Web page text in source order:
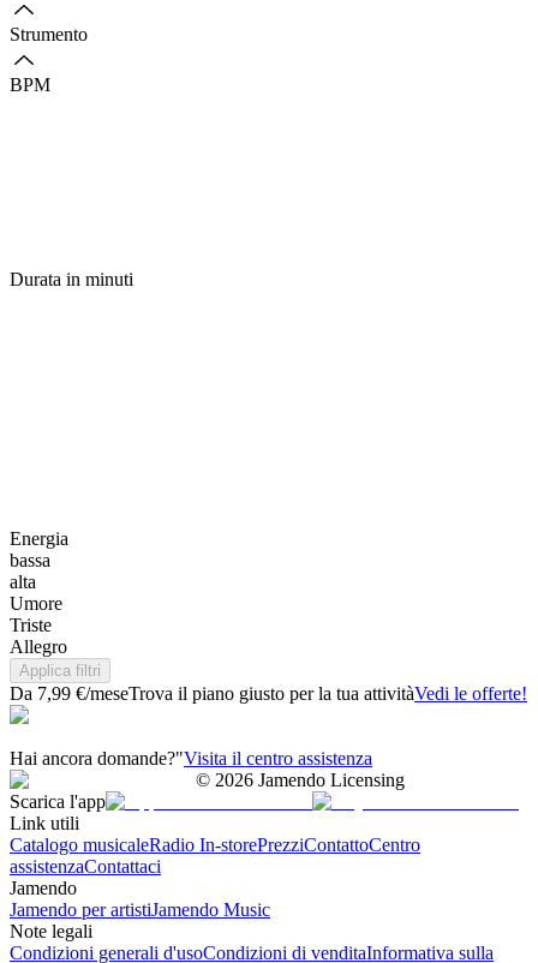
Strumento
BPM
Durata in minuti
Energia
bassa
alta
Umore
Triste
Allegro
Applica filtri
Da 7,99 €/meseTrova il piano giusto per la tua attivitàVedi le offerte!
Hai ancora domande?"Visita il centro assistenza
© 2026 Jamendo Licensing
Scarica l'app
Link utili
Catalogo musicaleRadio In-storePrezziContattoCentro
assistenzaContattaci
Jamendo
Jamendo per artistiJamendo Music
Note legali
Condizioni generali d'usoCondizioni di venditaInformativa sulla